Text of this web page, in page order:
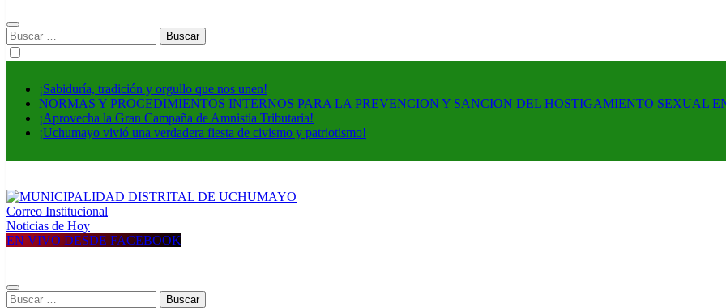
Buscar:
¡Sabiduría, tradición y orgullo que nos unen!
NORMAS Y PROCEDIMIENTOS INTERNOS PARA LA PREVENCION Y SANCION DEL HOSTIGAMIENTO SEXUAL
¡Aprovecha la Gran Campaña de Amnistía Tributaria!
¡Uchumayo vivió una verdadera fiesta de civismo y patriotismo!
MUNICIPALIDAD DISTRITAL DE UCHUMAYO
Construyendo una nueva Historia
Correo Institucional
Noticias de Hoy
EN VIVO DESDE FACEBOOK
Buscar: